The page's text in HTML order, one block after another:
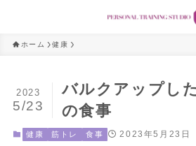
ホーム 健康
バルクアップし
の食事
2023
5/23
健康 筋トレ 食事 2023年5月23日